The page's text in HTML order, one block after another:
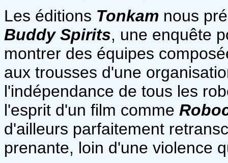
Les éditions Tonkam nous
Buddy Spirits, une enquête
montrer des équipes
aux trousses d'une
l'indépendance de tous les
l'esprit d'un film comme
d'ailleurs parfaitement
prenante, loin d'une violence